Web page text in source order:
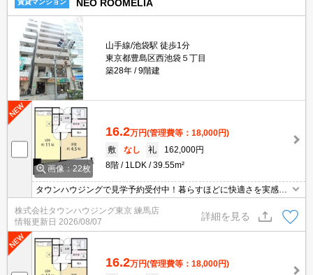
賃貸マンション NEO ROOMELIA
山手線/池袋駅 徒歩1分
東京都豊島区西池袋５丁目
築28年
9階建
画像：22枚
16.2万円(管理費等：18,000円)
敷
なし 礼
162,000円
8階
1LDK 39.55m²
タウンハウジングで見学予約受付中！暮らすほどに快適さを実感で
きる設備仕様！駅前商業施設の多さ！日常の買い物に便利！
株式会社タウンハウジング東京 練馬店
情報更新日 2026/08/07
詳細を見る
16.2万円(管理費等：18,000円)